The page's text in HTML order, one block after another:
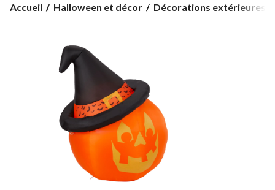
Accueil Halloween et décor Décorations extérieures